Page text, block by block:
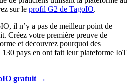
sur le profil G2 de TagoIO.
il n’y a pas de meilleur point de
Créez votre première preuve de
et découvrez pourquoi des
130 pays en ont fait leur plateforme IoT
gratuit →